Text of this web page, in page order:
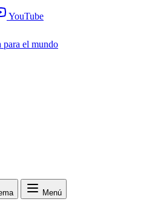
YouTube
para el mundo
Menú